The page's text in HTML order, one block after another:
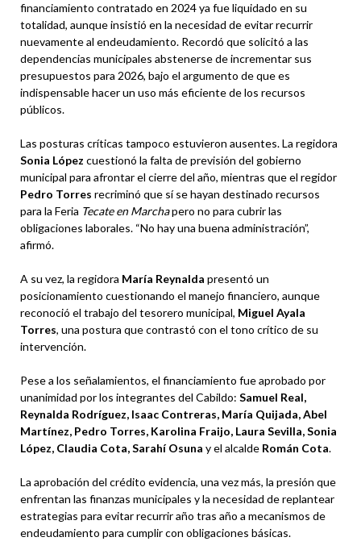
financiamiento contratado en 2024 ya fue liquidado en su
totalidad, aunque insistió en la necesidad de evitar recurrir
nuevamente al endeudamiento. Recordó que solicitó a las
dependencias municipales abstenerse de incrementar sus
presupuestos para 2026, bajo el argumento de que es
indispensable hacer un uso más eficiente de los recursos
públicos.
Las posturas críticas tampoco estuvieron ausentes. La regidora
Sonia López cuestionó la falta de previsión del gobierno
municipal para afrontar el cierre del año, mientras que el regidor
Pedro Torres recriminó que sí se hayan destinado recursos
para la Feria Tecate en Marchapero no para cubrir las
obligaciones laborales. “No hay una buena administración”,
afirmó.
A su vez, la regidora María Reynalda presentó un
posicionamiento cuestionando el manejo financiero, aunque
reconoció el trabajo del tesorero municipal, Miguel Ayala
Torres, una postura que contrastó con el tono crítico de su
intervención.
Pese a los señalamientos, el financiamiento fue aprobado por
unanimidad por los integrantes del Cabildo: Samuel Real,
Reynalda Rodríguez, Isaac Contreras, María Quijada, Abel
Martínez, Pedro Torres, Karolina Fraijo, Laura Sevilla, Sonia
López, Claudia Cota, Sarahí Osuna y el alcalde Román Cota.
La aprobación del crédito evidencia, una vez más, la presión que
enfrentan las finanzas municipales y la necesidad de replantear
estrategias para evitar recurrir año tras año a mecanismos de
endeudamiento para cumplir con obligaciones básicas.